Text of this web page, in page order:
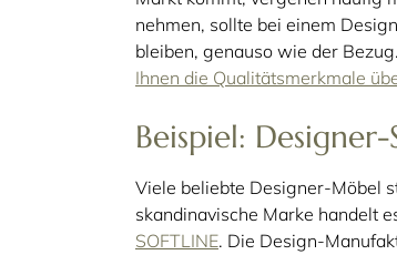
nehmen, sollte bei einem
bleiben, genauso wie der
Ihnen die Qualitätsmerkmale
Beispiel:
Viele beliebte Designer-Möbel
skandinavische Marke handelt
SOFTLINE. Die Design-